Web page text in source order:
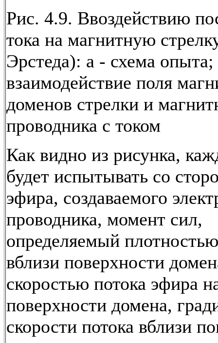
Рис. 4.9. Ввоздействию
тока на магнитную
Эрстеда): а - схема
взаимодействие поля
доменов стрелки и
проводника с током
Как видно из рисунка,
будет испытывать со
эфира, создаваемого
проводника, момент сил,
определяемый
вблизи поверхности
скоростью потока эфира
поверхности домена,
скорости потока вблизи